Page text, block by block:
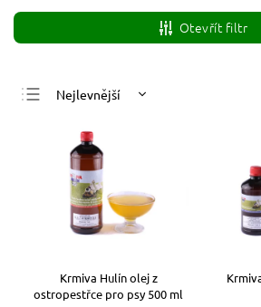
Otevřít filtr
Nejlevnější
Nejprodávanější
Abecedně
Krmiva Hulín olej z
ostropestřce pro psy 500 ml